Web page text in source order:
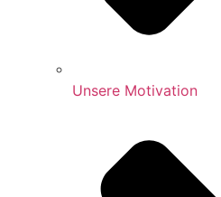
Unsere Motivation